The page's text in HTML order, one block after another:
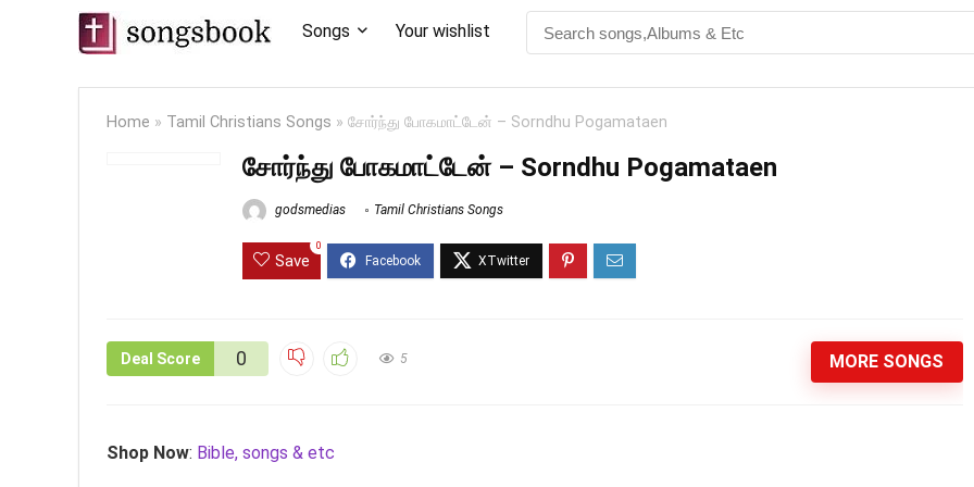
Songs Your wishlist
Home » Tamil Christians Songs » சோர்ந்து போகமாட்டேன் – Sorndhu Pogamataen
சோர்ந்து போகமாட்டேன் – Sorndhu Pogamataen
godsmedias Tamil Christians Songs
Save
0
Deal Score 0 5 MORE SONGS
Shop Now: Bible, songs & etc